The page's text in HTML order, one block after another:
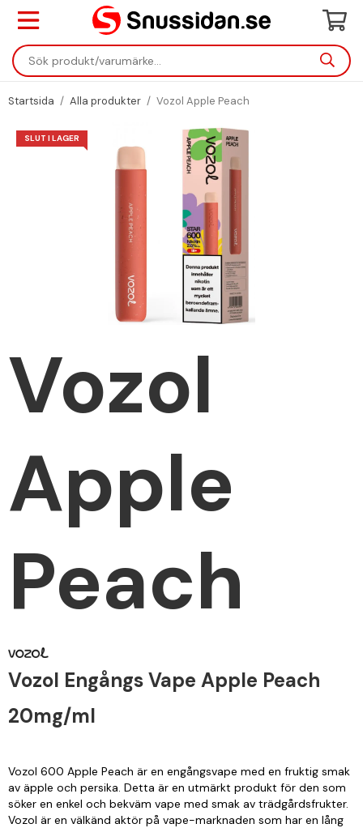
Startsida / Alla produkter / Vozol Apple Peach
SLUT I LAGER
Vozol
Apple
Peach
Vozol Engångs Vape Apple Peach
20mg/ml
Vozol 600 Apple Peach är en engångsvape med en fruktig smak
av äpple och persika. Detta är en utmärkt produkt för den som
söker en enkel och bekväm vape med smak av trädgårdsfrukter.
Vozol är en välkänd aktör på vape-marknaden som har en lång